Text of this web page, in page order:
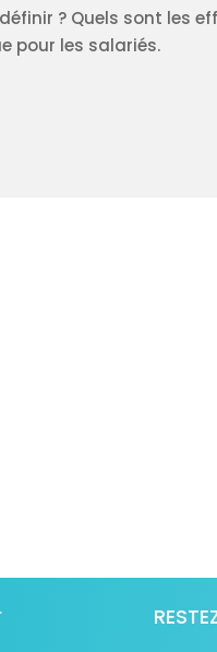
? Quels sont les
pour les salariés.